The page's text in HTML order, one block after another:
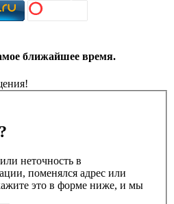
ближайшее время.
неточность в
поменялся адрес или
это в форме ниже, и мы